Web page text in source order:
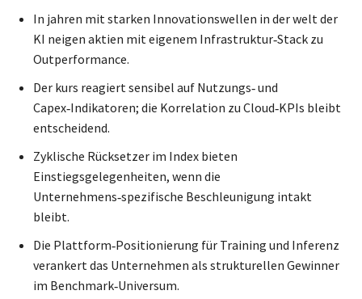
In jahren mit starken Innovationswellen in der welt der
KI neigen aktien mit eigenem Infrastruktur‑Stack zu
Outperformance.
Der kurs reagiert sensibel auf Nutzungs‑ und
Capex‑Indikatoren; die Korrelation zu Cloud‑KPIs bleibt
entscheidend.
Zyklische Rücksetzer im Index bieten
Einstiegsgelegenheiten, wenn die
Unternehmens‑spezifische Beschleunigung intakt
bleibt.
Die Plattform‑Positionierung für Training und Inferenz
verankert das Unternehmen als strukturellen Gewinner
im Benchmark‑Universum.